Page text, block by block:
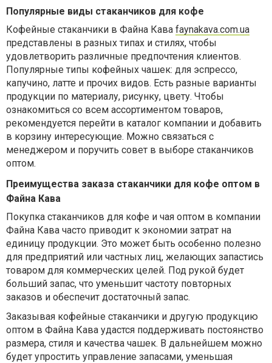
Популярные виды стаканчиков для кофе
Кофейные стаканчики в Файна Кава faynakava.com.ua
представлены в разных типах и стилях, чтобы
удовлетворить различные предпочтения клиентов.
Популярные типы кофейных чашек: для эспрессо,
капучино, латте и прочих видов. Есть разные варианты
продукции по материалу, рисунку, цвету. Чтобы
ознакомиться со всем ассортиментом товаров,
рекомендуется перейти в каталог компании и добавить
в корзину интересующие. Можно связаться с
менеджером и поручить совет в выборе стаканчиков
оптом.
Преимущества заказа стаканчики для кофе оптом в
Файна Кава
Покупка стаканчиков для кофе и чая оптом в компании
Файна Кава часто приводит к экономии затрат на
единицу продукции. Это может быть особенно полезно
для предприятий или частных лиц, желающих запастись
товаром для коммерческих целей. Под рукой будет
больший запас, что уменьшит частоту повторных
заказов и обеспечит достаточный запас.
Заказывая кофейные стаканчики и другую продукцию
оптом в Файна Кава удастся поддерживать постоянство
размера, стиля и качества чашек. В дальнейшем можно
будет упростить управление запасами, уменьшая